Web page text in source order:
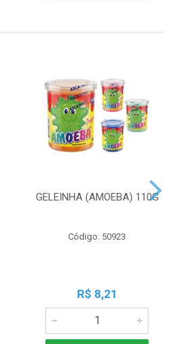
GELEINHA (AMOEBA) 110G
Código: 50923
R$ 8,21